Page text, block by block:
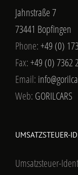
Jahnstraße 7
73441 Bopfingen
Phone:+49 (0)
Fax:+49 (0) 7362
Email:
Web: GORILCARS
UMSATZSTEUER-
Umsatzsteuer-